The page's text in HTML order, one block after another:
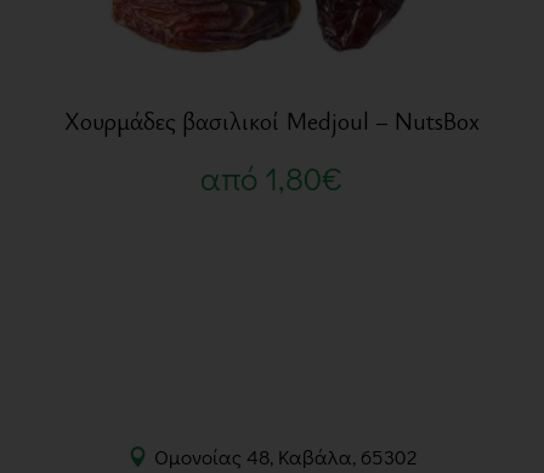
Χουρμάδες βασιλικοί Medjoul – NutsBox
από 1,80€
Ομονοίας 48, Καβάλα, 65302